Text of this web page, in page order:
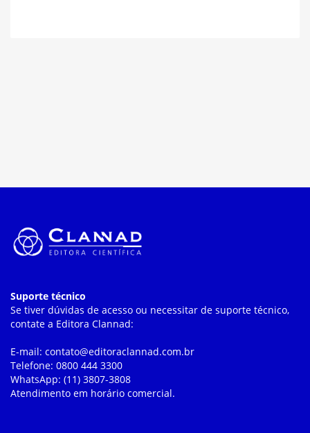
Suporte técnico
Se tiver dúvidas de acesso ou necessitar de suporte técnico,
contate a Editora Clannad:
E-mail: contato@editoraclannad.com.br
Telefone: 0800 444 3300
WhatsApp: (11) 3807-3808
Atendimento em horário comercial.